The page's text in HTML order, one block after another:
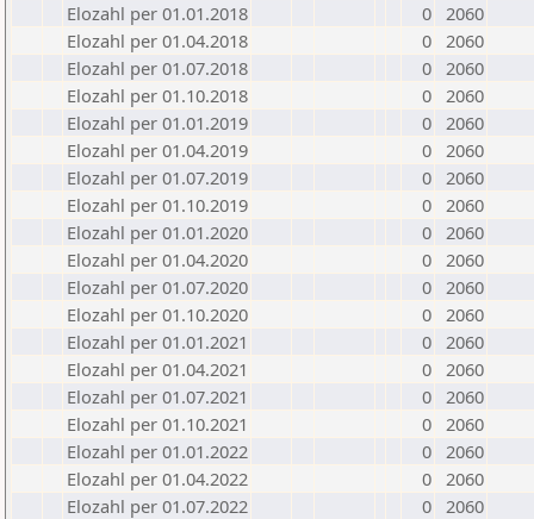
Elozahl per 01.01.2018
0 2060
Elozahl per 01.04.2018
0 2060
Elozahl per 01.07.2018
0 2060
Elozahl per 01.10.2018
0 2060
Elozahl per 01.01.2019
0 2060
Elozahl per 01.04.2019
0 2060
Elozahl per 01.07.2019
0 2060
Elozahl per 01.10.2019
0 2060
Elozahl per 01.01.2020
0 2060
Elozahl per 01.04.2020
0 2060
Elozahl per 01.07.2020
0 2060
Elozahl per 01.10.2020
0 2060
Elozahl per 01.01.2021
0 2060
Elozahl per 01.04.2021
0 2060
Elozahl per 01.07.2021
0 2060
Elozahl per 01.10.2021
0 2060
Elozahl per 01.01.2022
0 2060
Elozahl per 01.04.2022
0 2060
Elozahl per 01.07.2022
0 2060